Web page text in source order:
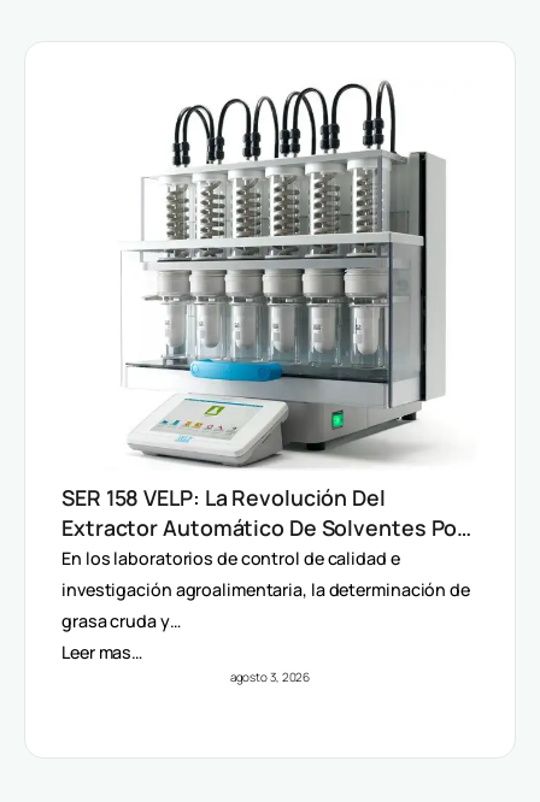
SER 158 VELP: La Revolución Del
Extractor Automático De Solventes Por
Método Randall
En los laboratorios de control de calidad e
investigación agroalimentaria, la determinación de
grasa cruda y…
Leer mas…
agosto 3, 2026